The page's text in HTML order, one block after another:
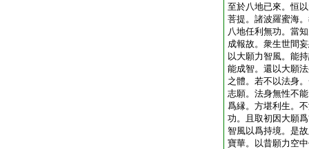
至於八地已來。恒
菩提。諸波羅蜜海
八地任利無功。當
成報故。衆生世間
以大願力智風。能
能成智。還以大願
之體。若不以法身
志願。法身無性不
爲縁。方堪利生。
功。且取初因大願
智風以爲持境。是
寶華。以昔願力空